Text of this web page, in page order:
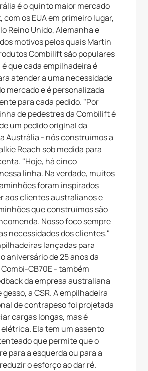
é o quinto maior mercado
com os EUA em primeiro lugar,
Reino Unido, Alemanha e
motivos pelos quais Martin
Combilift são populares
que cada empilhadeira é
atender a uma necessidade
mercado e é personalizada
para cada pedido. "Por
de pedestres da Combilift é
um pedido original da
Austrália - nós construímos a
Reach sob medida para
"Hoje, há cinco
linha. Na verdade, muitos
foram inspirados
aos clientes australianos e
que construímos são
Nosso foco sempre
necessidades dos clientes."
lançadas para
aniversário de 25 anos da
CB70E - também
da empresa australiana
gesso, a CSR. A empilhadeira
de contrapeso foi projetada
cargas longas, mas é
Ela tem um assento
que permite que o
para a esquerda ou para a
o esforço ao dar ré.